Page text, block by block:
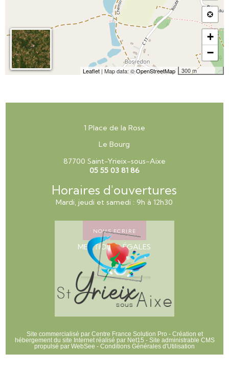
+
−
300 m
Leaflet | Map data: ©OpenStreetMap
1 Place de la Rose
Le Bourg
87700 Saint-Yrieix-sous-Aixe
05 55 03 81 86
Horaires d'ouvertures
Mardi, jeudi et samedi : 9h à 12h30
NOUS ECRIRE
MENTIONS LÉGALES
Site commercialisé par Centre France Solution Pro - Création et
hébergement du site Internet réalisé par Net15 - Site administrable CMS
propulsé par WebSee - Conditions Générales d'Utilisation